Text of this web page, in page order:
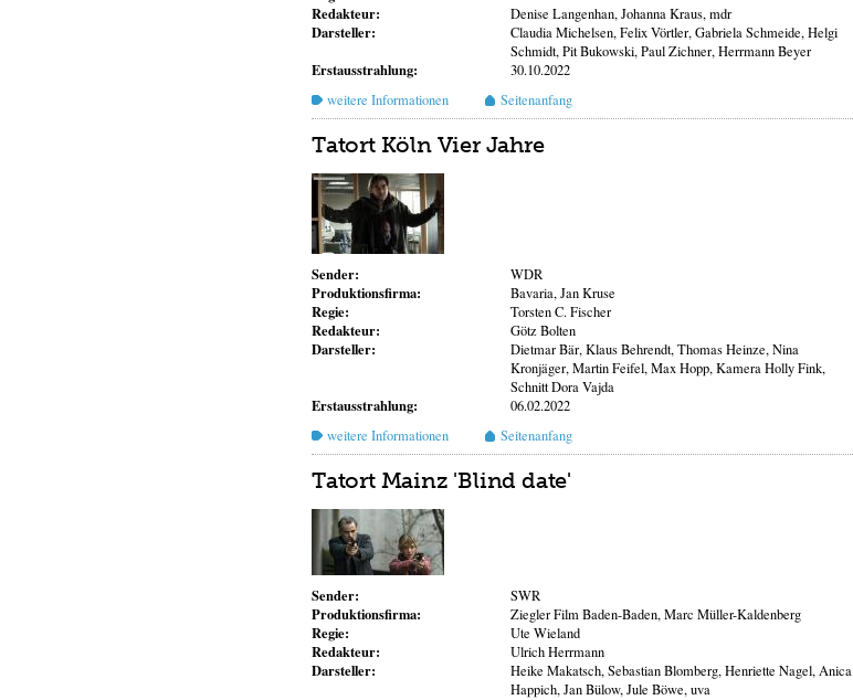
Redakteur: Denise Langenhan, Johanna Kraus, mdr
Darsteller:
Claudia Michelsen, Felix Vörtler, Gabriela Schmeide, Helgi
Schmidt, Pit Bukowski, Paul Zichner, Herrmann Beyer
Erstausstrahlung:
30.10.2022
weitere Informationen
Seitenanfang
Tatort Köln Vier Jahre
Sender: WDR
Produktionsfirma: Bavaria, Jan Kruse
Regie: Torsten C. Fischer
Redakteur: Götz Bolten
Darsteller:
Dietmar Bär, Klaus Behrendt, Thomas Heinze, Nina
Kronjäger, Martin Feifel, Max Hopp, Kamera Holly Fink,
Schnitt Dora Vajda
Erstausstrahlung:
06.02.2022
weitere Informationen
Seitenanfang
Tatort Mainz 'Blind date'
Sender: SWR
Produktionsfirma: Ziegler Film Baden-Baden, Marc Müller-Kaldenberg
Regie: Ute Wieland
Redakteur: Ulrich Herrmann
Darsteller:
Heike Makatsch, Sebastian Blomberg, Henriette Nagel, Anica
Happich, Jan Bülow, Jule Böwe, uva